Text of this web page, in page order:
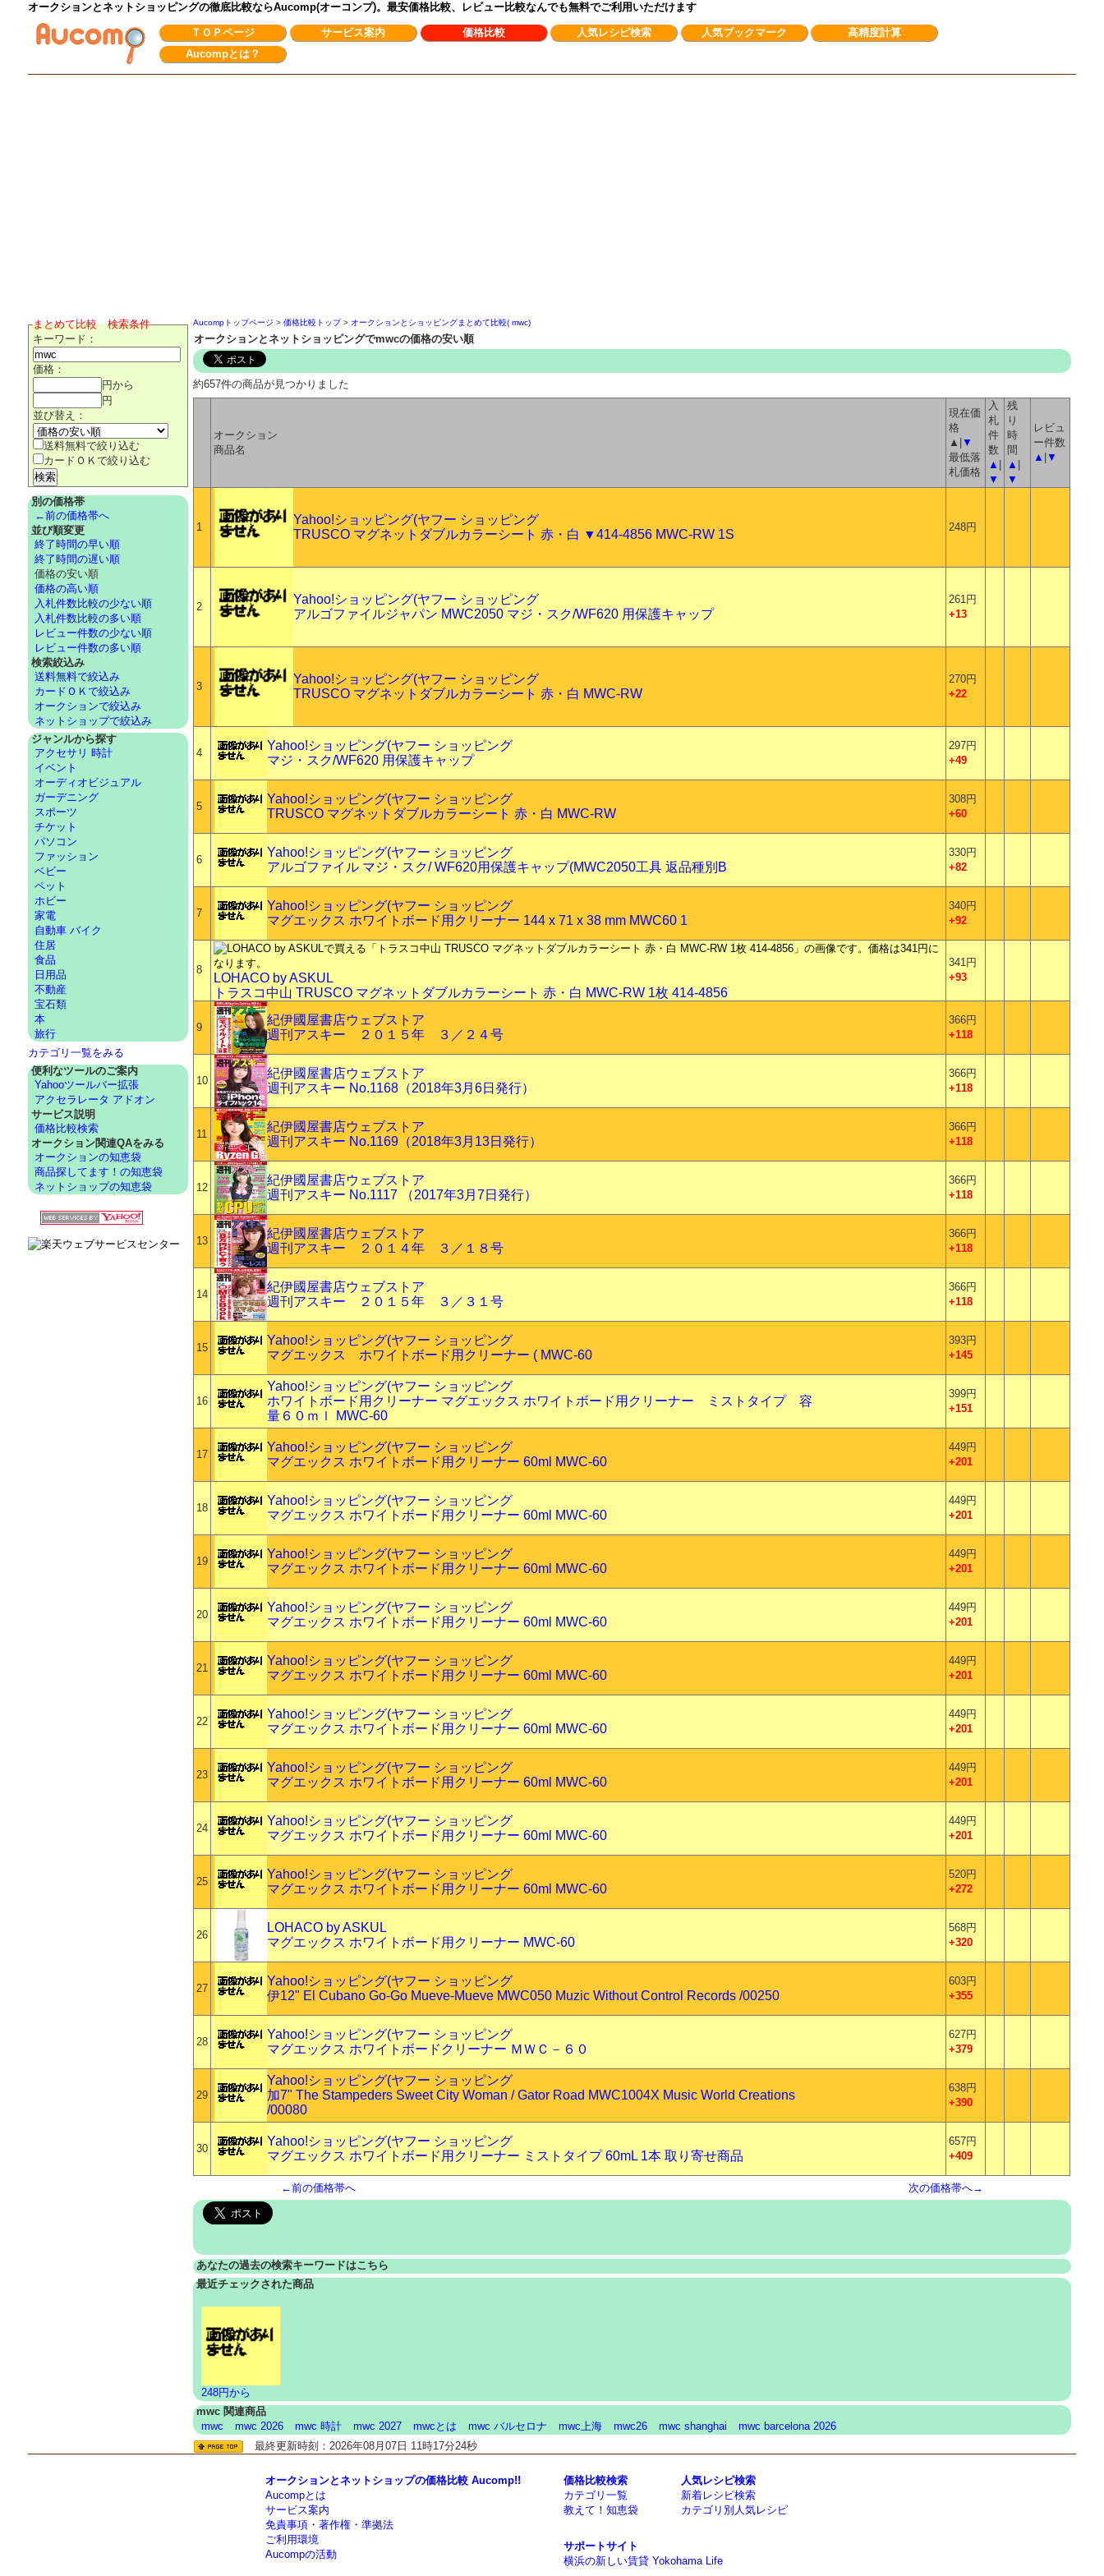
オークションとネットショッピングの徹底比較ならAucomp(オーコンプ)。最安価格比較、レビュー比較なんでも無料でご利用いただけます
ＴＯＰページ サービス案内 価格比較 人気レシピ検索 人気ブックマーク
高精度計算
Aucompとは？
Aucompトップページ >価格比較トップ> オークションとショッピングまとめて比較( mwc)
オークションとネットショッピングでmwcの価格の安い順
約657件の商品が見つかりました
オークション
商品名
現在価
格
▲|▼
最低落
札価格
入
札
件
数
▲ |
▼
残
り
時
間
▲ |
▼
レビュ
ー件数
▲ |▼
1
Yahoo!ショッピング(ヤフー ショッピング
TRUSCO マグネットダブルカラーシート 赤・白 ▼414-4856 MWC-RW 1S
248円
2
Yahoo!ショッピング(ヤフー ショッピング
アルゴファイルジャパン MWC2050 マジ・スク/WF620 用保護キャップ
261円
+13
3
Yahoo!ショッピング(ヤフー ショッピング
TRUSCO マグネットダブルカラーシート 赤・白 MWC-RW
270円
+22
4
Yahoo!ショッピング(ヤフー ショッピング
マジ・スク/WF620 用保護キャップ
297円
+49
5
Yahoo!ショッピング(ヤフー ショッピング
TRUSCO マグネットダブルカラーシート 赤・白 MWC-RW
308円
+60
6
Yahoo!ショッピング(ヤフー ショッピング
アルゴファイル マジ・スク/ WF620用保護キャップ(MWC2050工具 返品種別B
330円
+82
7
Yahoo!ショッピング(ヤフー ショッピング
マグエックス ホワイトボード用クリーナー 144 x 71 x 38 mm MWC60 1
340円
+92
8
LOHACO by ASKUL
トラスコ中山 TRUSCO マグネットダブルカラーシート 赤・白 MWC-RW 1枚 414-4856
341円
+93
9
紀伊國屋書店ウェブストア
週刊アスキー ２０１５年 ３／２４号
366円
+118
10
紀伊國屋書店ウェブストア
週刊アスキー No.1168（2018年3月6日発行）
366円
+118
11
紀伊國屋書店ウェブストア
週刊アスキー No.1169（2018年3月13日発行）
366円
+118
12
紀伊國屋書店ウェブストア
週刊アスキー No.1117 （2017年3月7日発行）
366円
+118
13
紀伊國屋書店ウェブストア
週刊アスキー ２０１４年 ３／１８号
366円
+118
14
紀伊國屋書店ウェブストア
週刊アスキー ２０１５年 ３／３１号
366円
+118
15
Yahoo!ショッピング(ヤフー ショッピング
マグエックス ホワイトボード用クリーナー ( MWC-60
393円
+145
16
Yahoo!ショッピング(ヤフー ショッピング
ホワイトボード用クリーナー マグエックス ホワイトボード用クリーナー ミストタイプ 容
量６０ｍｌ MWC-60
399円
+151
17
Yahoo!ショッピング(ヤフー ショッピング
マグエックス ホワイトボード用クリーナー 60ml MWC-60
449円
+201
18
Yahoo!ショッピング(ヤフー ショッピング
マグエックス ホワイトボード用クリーナー 60ml MWC-60
449円
+201
19
Yahoo!ショッピング(ヤフー ショッピング
マグエックス ホワイトボード用クリーナー 60ml MWC-60
449円
+201
20
Yahoo!ショッピング(ヤフー ショッピング
マグエックス ホワイトボード用クリーナー 60ml MWC-60
449円
+201
21
Yahoo!ショッピング(ヤフー ショッピング
マグエックス ホワイトボード用クリーナー 60ml MWC-60
449円
+201
22
Yahoo!ショッピング(ヤフー ショッピング
マグエックス ホワイトボード用クリーナー 60ml MWC-60
449円
+201
23
Yahoo!ショッピング(ヤフー ショッピング
マグエックス ホワイトボード用クリーナー 60ml MWC-60
449円
+201
24
Yahoo!ショッピング(ヤフー ショッピング
マグエックス ホワイトボード用クリーナー 60ml MWC-60
449円
+201
25
Yahoo!ショッピング(ヤフー ショッピング
マグエックス ホワイトボード用クリーナー 60ml MWC-60
520円
+272
26
LOHACO by ASKUL
マグエックス ホワイトボード用クリーナー MWC-60
568円
+320
27
Yahoo!ショッピング(ヤフー ショッピング
伊12" El Cubano Go-Go Mueve-Mueve MWC050 Muzic Without Control Records /00250
603円
+355
28
Yahoo!ショッピング(ヤフー ショッピング
マグエックス ホワイトボードクリーナー ＭＷＣ－６０
627円
+379
29
Yahoo!ショッピング(ヤフー ショッピング
加7" The Stampeders Sweet City Woman / Gator Road MWC1004X Music World Creations
/00080
638円
+390
30
Yahoo!ショッピング(ヤフー ショッピング
マグエックス ホワイトボード用クリーナー ミストタイプ 60mL 1本 取り寄せ商品
657円
+409
←前の価格帯へ 次の価格帯へ→
あなたの過去の検索キーワードはこちら
最近チェックされた商品
248円から
mwc 関連商品
mwc
mwc 2026 mwc 時計 mwc 2027 mwcとは mwc バルセロナ mwc上海 mwc26 mwc shanghai
mwc barcelona 2026
最終更新時刻：2026年08月07日 11時17分24秒
まとめて比較 検索条件
キーワード：
価格：
円から
円
並び替え：
送料無料で絞り込む
カードＯＫで絞り込む
別の価格帯
←前の価格帯へ
並び順変更
終了時間の早い順
終了時間の遅い順
価格の安い順
価格の高い順
入札件数比較の少ない順
入札件数比較の多い順
レビュー件数の少ない順
レビュー件数の多い順
検索絞込み
送料無料で絞込み
カードＯＫで絞込み
オークションで絞込み
ネットショップで絞込み
ジャンルから探す
アクセサリ 時計
イベント
オーディオビジュアル
ガーデニング
スポーツ
チケット
パソコン
ファッション
ベビー
ペット
ホビー
家電
自動車 バイク
住居
食品
日用品
不動産
宝石類
本
旅行
カテゴリ一覧をみる
便利なツールのご案内
Yahooツールバー拡張
アクセラレータ アドオン
サービス説明
価格比較検索
オークション関連QAをみる
オークションの知恵袋
商品探してます！の知恵袋
ネットショップの知恵袋
オークションとネットショップの価格比較 Aucomp!!
Aucompとは
サービス案内
免責事項・著作権・準拠法
ご利用環境
Aucompの活動
価格比較検索
カテゴリ一覧
教えて！知恵袋
人気レシピ検索
新着レシピ検索
カテゴリ別人気レシピ
サポートサイト
横浜の新しい賃貸 Yokohama Life